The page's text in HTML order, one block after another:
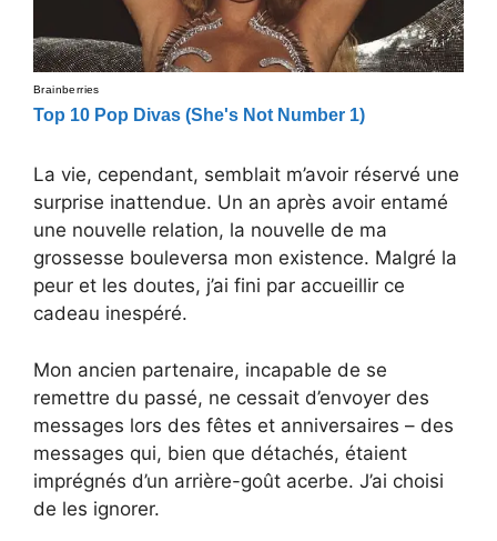
La vie, cependant, semblait m’avoir réservé une
surprise inattendue. Un an après avoir entamé
une nouvelle relation, la nouvelle de ma
grossesse bouleversa mon existence. Malgré la
peur et les doutes, j’ai fini par accueillir ce
cadeau inespéré.
Mon ancien partenaire, incapable de se
remettre du passé, ne cessait d’envoyer des
messages lors des fêtes et anniversaires – des
messages qui, bien que détachés, étaient
imprégnés d’un arrière-goût acerbe. J’ai choisi
de les ignorer.